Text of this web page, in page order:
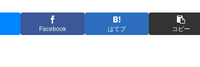
Facebook はてブ コピー